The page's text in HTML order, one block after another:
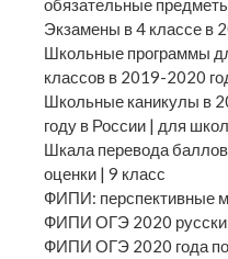
обязательные
Экзамены в 4 классе в
Школьные программы
классов в 2019-2020
Школьные каникулы в
году в России | для
Шкала перевода
оценки | 9 класс
ФИПИ: перспективные
ФИПИ ОГЭ 2020
ФИПИ ОГЭ 2020 года по